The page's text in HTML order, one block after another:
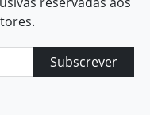
Subscrever